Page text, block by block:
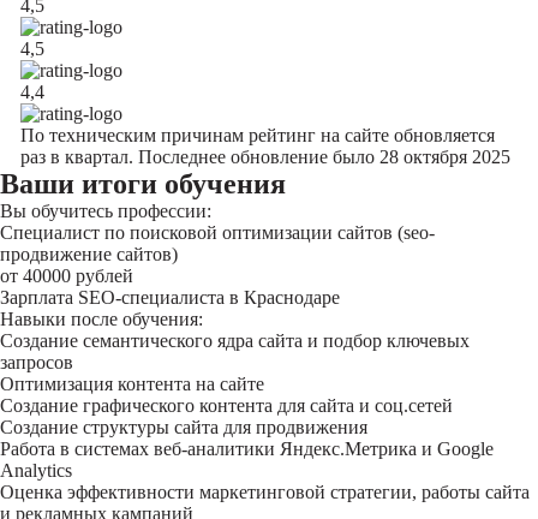
4,5
4,5
4,4
По техническим причинам рейтинг на сайте обновляется
раз в квартал. Последнее обновление было 28 октября 2025
Ваши итоги обучения
Вы обучитесь профессии:
Специалист по поисковой оптимизации сайтов (seo-
продвижение сайтов)
от 40000 рублей
Зарплата SEO-специалиста в Краснодаре
Навыки после обучения:
Создание семантического ядра сайта и подбор ключевых
запросов
Оптимизация контента на сайте
Создание графического контента для сайта и соц.сетей
Создание структуры сайта для продвижения
Работа в системах веб-аналитики Яндекс.Метрика и Google
Analytics
Оценка эффективности маркетинговой стратегии, работы сайта
и рекламных кампаний